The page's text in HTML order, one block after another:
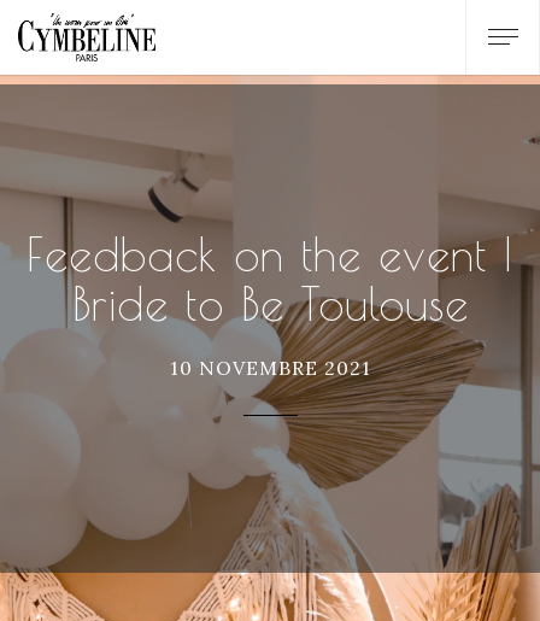
Feedback on the event |
Bride to Be Toulouse
10 NOVEMBRE 2021